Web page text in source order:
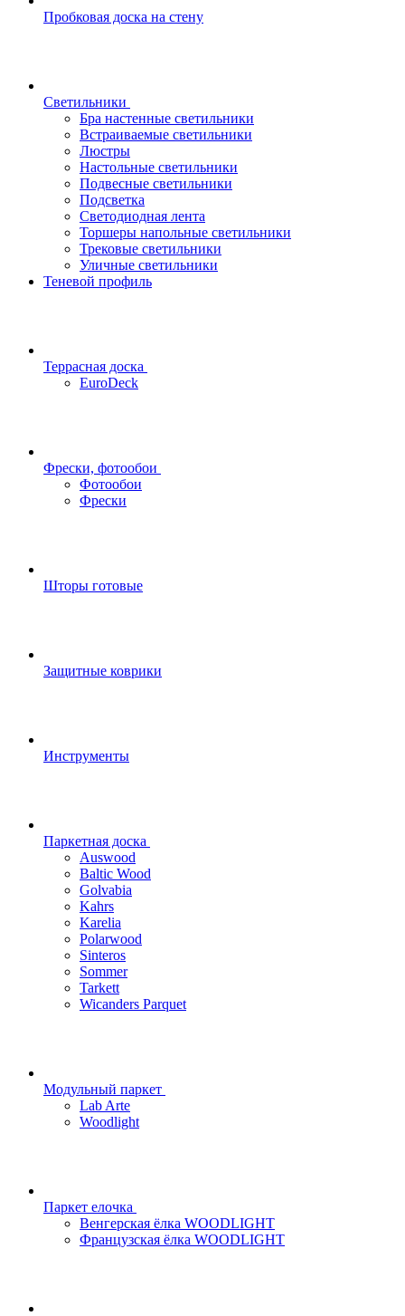
Пробковая доска на стену
Светильники
Бра настенные светильники
Встраиваемые светильники
Люстры
Настольные светильники
Подвесные светильники
Подсветка
Светодиодная лента
Торшеры напольные светильники
Трековые светильники
Уличные светильники
Теневой профиль
Террасная доска
EuroDeck
Фрески, фотообои
Фотообои
Фрески
Шторы готовые
Защитные коврики
Инструменты
Паркетная доска
Auswood
Baltic Wood
Golvabia
Kahrs
Karelia
Polarwood
Sinteros
Sommer
Tarkett
Wicanders Parquet
Модульный паркет
Lab Arte
Woodlight
Паркет елочка
Венгерская ёлка WOODLIGHT
Французская ёлка WOODLIGHT